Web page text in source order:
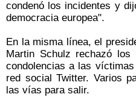
condenó los incidentes y
democracia europea".
En la misma línea, el
Martin Schulz rechazó
condolencias a las
red social Twitter. Varios
las vías para salir.